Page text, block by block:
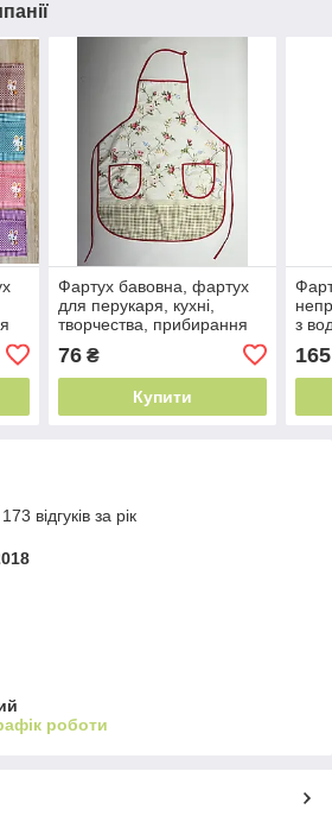
Фартух бавовна, фартух
для перукаря, кухні,
творчества, прибирання
76₴
Купити
з
165
відгуків за рік
роботи